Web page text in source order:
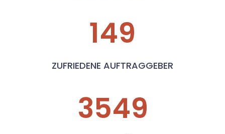
149
ZUFRIEDENE AUFTRAGGEBER
3549